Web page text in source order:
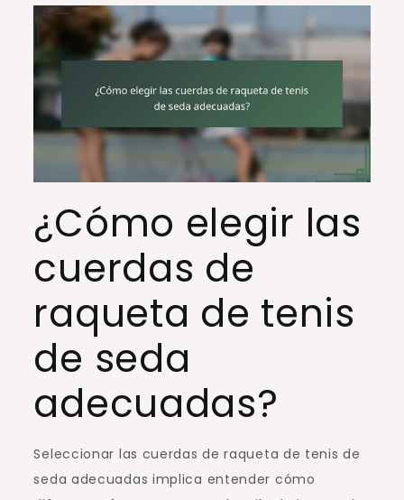
¿Cómo elegir las
cuerdas de
raqueta de tenis
de seda
adecuadas?
Seleccionar las cuerdas de raqueta de tenis de
seda adecuadas implica entender cómo